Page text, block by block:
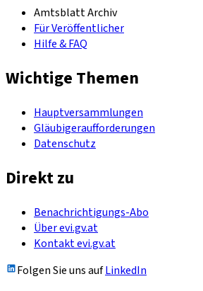
Amtsblatt Archiv
Für Veröffentlicher
Hilfe & FAQ
Wichtige Themen
Hauptversammlungen
Gläubigeraufforderungen
Datenschutz
Direkt zu
Benachrichtigungs-Abo
Über evi.gv.at
Kontakt evi.gv.at
Folgen Sie uns aufLinkedIn